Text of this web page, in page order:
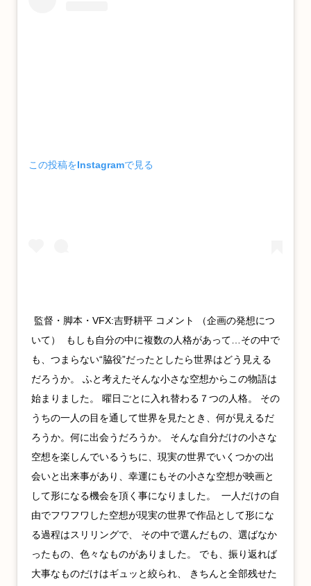
この投稿をInstagramで見る
‪ 監督・脚本・VFX‬:吉野耕平 コメント‬ （企画の発想につ
いて） ‬ ‪もしも自分の中に複数の人格があって…その中で
も、つまらない“脇役”だったとしたら世界はどう見える
だろうか。‬ ‪ふと考えたそんな小さな空想から‬‪この物語は
始まりました。‬ ‪曜日ごとに入れ替わる７つの人格。‬ ‪その
うちの一人の目を通して世界を‬見たとき、何が見えるだ
ろうか。何に出会うだろうか。‬ ‪そんな自分だけの小さな
空想を‬楽しんでいるうちに、‬‪現実の世界でいくつかの出
会いと‬‪出来事があり、‬‪幸運にもその小さな空想が‬映画と
して形になる機会を‬頂く事になりました。 ‬ ‪一人だけの自
由でフワフワした‬‪空想が現実の世界で作品として‬‪形にな
る過程はスリリングで、‬ ‪その中で選んだもの、‬‪選ばなか
ったもの、‬色々なものがありました。 ‬でも、振り返れば
大事なものだけは‬‪ギュッと絞られ、‬ ‪きちんと全部残せた